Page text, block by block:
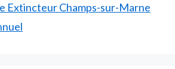
Extincteur Champs-sur-Marne